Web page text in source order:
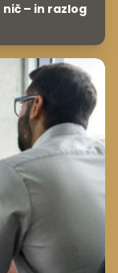
– in razlog